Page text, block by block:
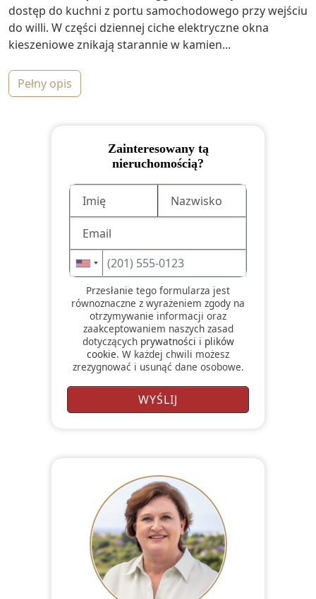
dostęp do kuchni z portu samochodowego przy wejściu
do willi. W części dziennej ciche elektryczne okna
kieszeniowe znikają starannie w kamien...
pełny opis
Zainteresowany tą
nieruchomością?
Przesłanie tego formularza jest
równoznaczne z wyrażeniem zgody na
otrzymywanie informacji oraz
zaakceptowaniem naszych zasad
dotyczących prywatności i plików
cookie. W każdej chwili możesz
zrezygnować i usunąć dane osobowe.